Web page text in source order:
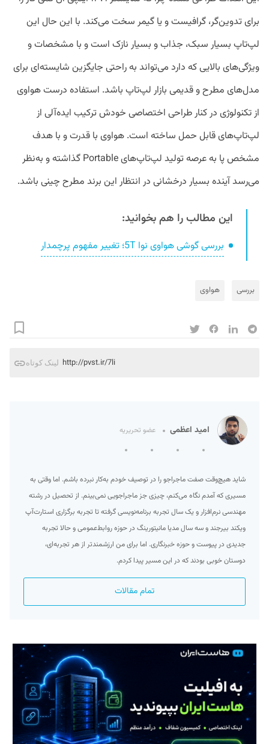
برای تدوین‌گر، گرافیست و یا گیمر سخت می‌کند. با این حال این
لپ‌تاپ بسیار سبک، جذاب و بسیار نازک است و با مشخصات و
ویژگی‌های بالایی که دارد می‌تواند به راحتی جایگزین شایسته‌ای برای
مدل‌های مطرح و قدیمی بازار لپ‌تاپ باشد. استفاده درست هواوی
از تکنولوژی در کنار طراحی اختصاصی خودش ترکیب ایده‌آلی از
لپ‌تاپ‌های قابل حمل ساخته است. هواوی با قدرت و با هدف
مشخص پا به عرصه تولید لپ‌تاپ‌های Portable گذاشته و به‌نظر
می‌رسد آینده بسیار درخشانی در انتظار این برند مطرح چینی باشد.
این مطالب را هم بخوانید:
بررسی گوشی هواوی نوا 5T؛ تغییر مفهوم پرچمدار
بررسی هواوی
لینک کوتاه http://pvst.ir/7li
امید اعظمی عضو تحریریه
شاید هیچ‌وقت صفت ماجراجو را در توصیف خودم به‌کار نبرده‌ باشم. اما وقتی به
مسیری که آمدم نگاه می‌کنم، چیزی جز ماجراجویی نمی‌بینم. از تحصیل در رشته
مهندسی نرم‌افزار و یک سال تجربه برنامه‌نویسی گرفته تا تجربه برگزاری استارت‌آپ
ویکند بیرجند و سه سال مدیا مانیتورینگ در حوزه روابط‌عمومی و حالا تجربه
جدیدی در پیوست و حوزه خبرنگاری. اما برای من ارزشمند‌تر از هر تجربه‌ای،
دوستان خوبی بودند که در این مسیر پیدا کردم.
تمام مقالات